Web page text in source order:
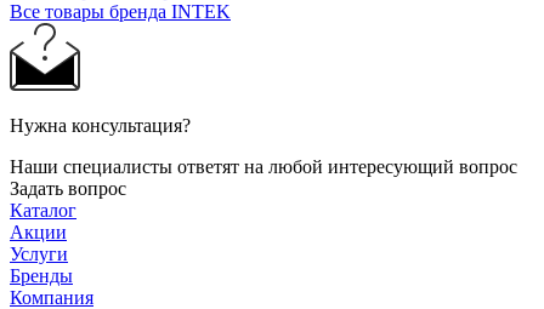
Все товары бренда INTEK
Нужна консультация?
Наши специалисты ответят на любой интересующий вопрос
Задать вопрос
Каталог
Акции
Услуги
Бренды
Компания